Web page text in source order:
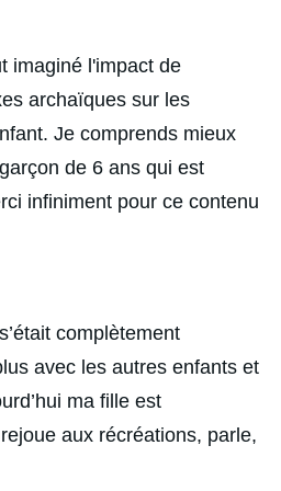
imaginé l'impact de
archaïques sur les
Je comprends mieux
de 6 ans qui est
infiniment pour ce contenu
complètement
avec les autres enfants et
ma fille est
aux récréations, parle,